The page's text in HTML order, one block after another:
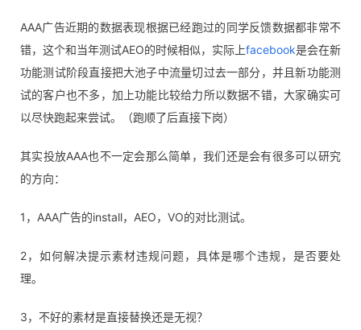
AAA广告近期的数据表现根据已经跑过的同学反馈数据都非常不
错，这个和当年测试AEO的时候相似，实际上facebook是会在新
功能测试阶段直接把大池子中流量切过去一部分，并且新功能测
试的客户也不多，加上功能比较给力所以数据不错，大家确实可
以尽快跑起来尝试。（跑顺了后直接下岗）
其实投放AAA也不一定会那么简单，我们还是会有很多可以研究
的方向：
1，AAA广告的install，AEO，VO的对比测试。
2，如何解决提示素材违规问题，具体是哪个违规，是否要处
理。
3，不好的素材是直接替换还是无视？